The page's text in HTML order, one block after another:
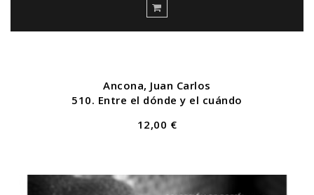
Ancona, Juan Carlos
510. Entre el dónde y el cuándo
12,00 €